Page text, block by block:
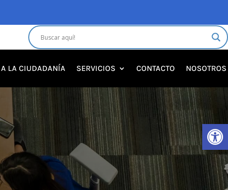
Abrir
LA CIUDADANÍA SERVICIOS CONTACTO NOSOTROS